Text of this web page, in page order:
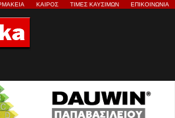
ΚΑΙΡΟΣ ΤΙΜΕΣ ΚΑΥΣΙΜΩΝ ΕΠΙΚΟΙΝΩΝΙΑ